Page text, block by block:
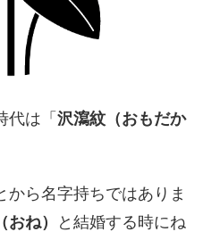
代は「 沢瀉紋（おもだか
ら名字持ちではありま
おね）
と結婚する時にね